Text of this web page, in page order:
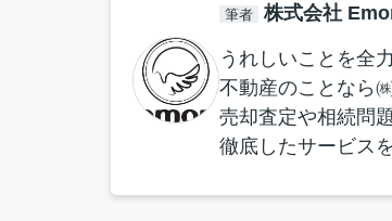
筆者 株式会社
うれしいことを全
不動産のことなら
売却査定や相続問
徹底したサービス